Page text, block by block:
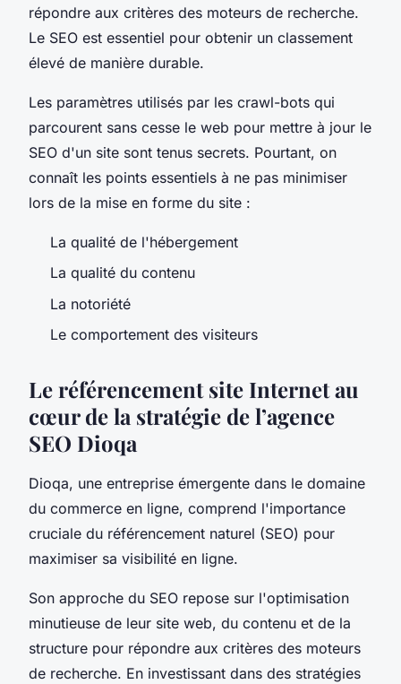
répondre aux critères des moteurs de recherche.
Le SEO est essentiel pour obtenir un classement
élevé de manière durable.
Les paramètres utilisés par les crawl-bots qui
parcourent sans cesse le web pour mettre à jour le
SEO d'un site sont tenus secrets. Pourtant, on
connaît les points essentiels à ne pas minimiser
lors de la mise en forme du site :
La qualité de l'hébergement
La qualité du contenu
La notoriété
Le comportement des visiteurs
Le référencement site Internet au
cœur de la stratégie de l’agence
SEO Dioqa
Dioqa, une entreprise émergente dans le domaine
du commerce en ligne, comprend l'importance
cruciale du référencement naturel (SEO) pour
maximiser sa visibilité en ligne.
Son approche du SEO repose sur l'optimisation
minutieuse de leur site web, du contenu et de la
structure pour répondre aux critères des moteurs
de recherche. En investissant dans des stratégies